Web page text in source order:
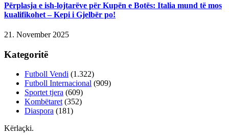
Përplasja e ish-lojtarëve për Kupën e Botës: Italia mund të mos
kualifikohet – Kepi i Gjelbër po!
21. November 2025
Kategoritë
Futboll Vendi (1.322)
Futboll Internacional (909)
Sportet tjera (609)
Kombëtaret (352)
Diaspora (181)
Kërlaçki.